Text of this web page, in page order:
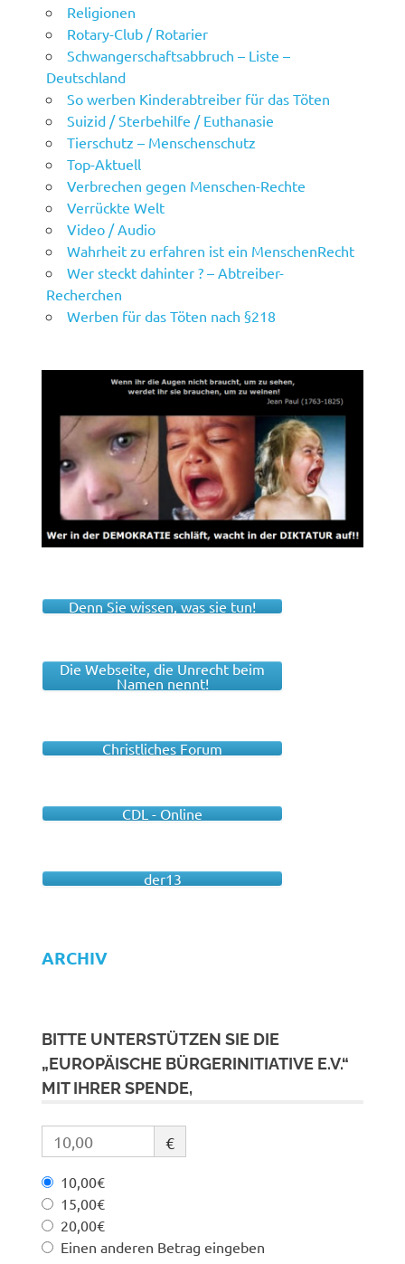
Religionen
Rotary-Club / Rotarier
Schwangerschaftsabbruch – Liste –
Deutschland
So werben Kinderabtreiber für das Töten
Suizid / Sterbehilfe / Euthanasie
Tierschutz – Menschenschutz
Top-Aktuell
Verbrechen gegen Menschen-Rechte
Verrückte Welt
Video / Audio
Wahrheit zu erfahren ist ein MenschenRecht
Wer steckt dahinter ? – Abtreiber-
Recherchen
Werben für das Töten nach §218
Denn Sie wissen, was sie tun!
Die Webseite, die Unrecht beim
Namen nennt!
Christliches Forum
CDL - Online
der13
ARCHIV
BITTE UNTERSTÜTZEN SIE DIE
„EUROPÄISCHE BÜRGERINITIATIVE E.V.“
MIT IHRER SPENDE,
€
10,00€
15,00€
20,00€
Einen anderen Betrag eingeben